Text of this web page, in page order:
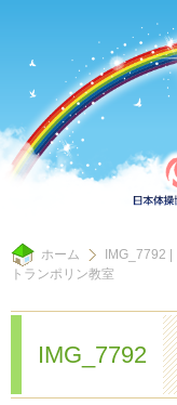
ホーム
IMG_7792
トランポリン教室
IMG_7792